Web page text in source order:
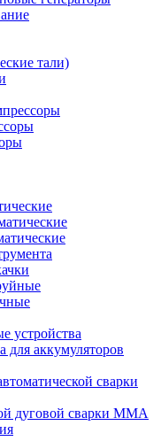
тали)
устройства
для аккумуляторов
сварки
дуговой сварки MMA